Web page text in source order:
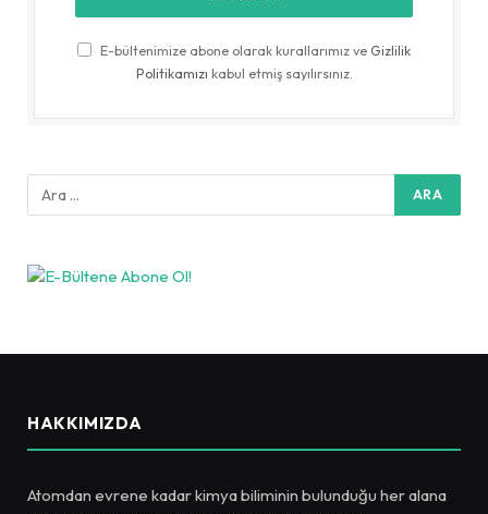
E-bültenimize abone olarak kurallarımız veGizlilik
Politikamızı kabul etmiş sayılırsınız.
HAKKIMIZDA
Atomdan evrene kadar kimya biliminin bulunduğu her alana